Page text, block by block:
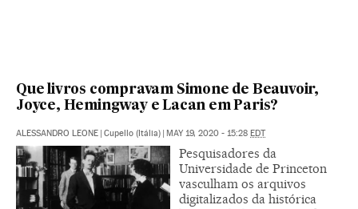
Que livros compravam Simone de Beauvoir,
Joyce, Hemingway e Lacan em Paris?
ALESSANDRO LEONE Cupello (Itália) MAY 19, 2020 - 15:28 EDT
Pesquisadores da
Universidade de Princeton
vasculham os arquivos
digitalizados da histórica